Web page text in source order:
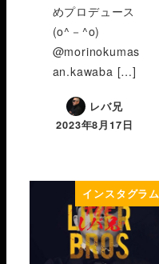
めプロデュース
(o^－^o)
@morinokumas
an.kawaba […]
レバ兄
2023年8月17日
インスタグラム